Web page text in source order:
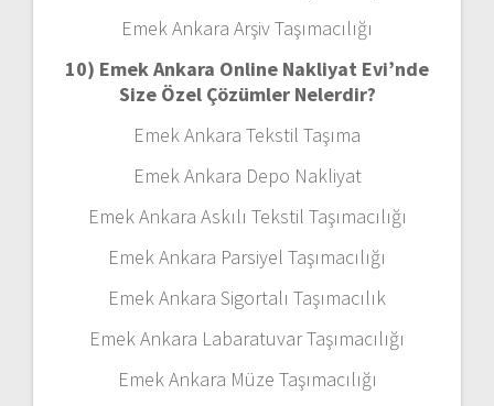
Emek Ankara Arşiv Taşımacılığı
10) Emek Ankara Online Nakliyat Evi’nde
Size Özel Çözümler Nelerdir?
Emek Ankara Tekstil Taşıma
Emek Ankara Depo Nakliyat
Emek Ankara Askılı Tekstil Taşımacılığı
Emek Ankara Parsiyel Taşımacılığı
Emek Ankara Sigortalı Taşımacılık
Emek Ankara Labaratuvar Taşımacılığı
Emek Ankara Müze Taşımacılığı